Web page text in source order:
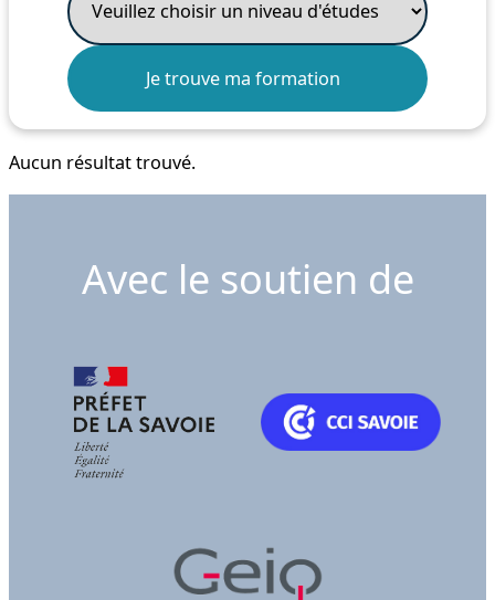
Aucun résultat trouvé.
Avec le soutien de